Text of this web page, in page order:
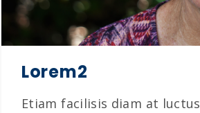
Lorem2
Etiam facilisis diam at